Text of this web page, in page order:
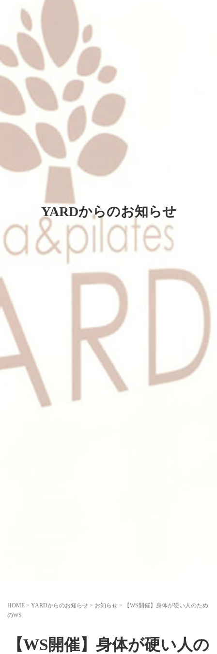
YARDからのお知らせ
HOME > YARDからのお知らせ > お知らせ >
【WS開催】身体が硬い人のため
のWS
【WS開催】身体が硬い人の